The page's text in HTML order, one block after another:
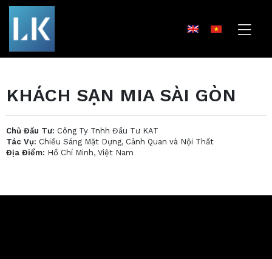
KHÁCH SẠN MIA SÀI GÒN
Chủ Đầu Tư: Công Ty Tnhh Đầu Tư KAT
Tác Vụ: Chiếu Sáng Mặt Dựng, Cảnh Quan và Nội Thất
Địa Điểm: Hồ Chí Minh, Việt Nam